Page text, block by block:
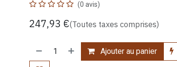
(0 avis)
247,93 €(Toutes taxes comprises)
Ajouter au panier